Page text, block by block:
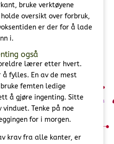
bruke verktøyene
oversikt over forbruk,
er der for å lade
i.
også
lærer etter hvert.
å fylles. En av de mest
femten ledige
å gjøre ingenting. Sitte
Tenke på noe
for i morgen.
krav fra alle kanter, er